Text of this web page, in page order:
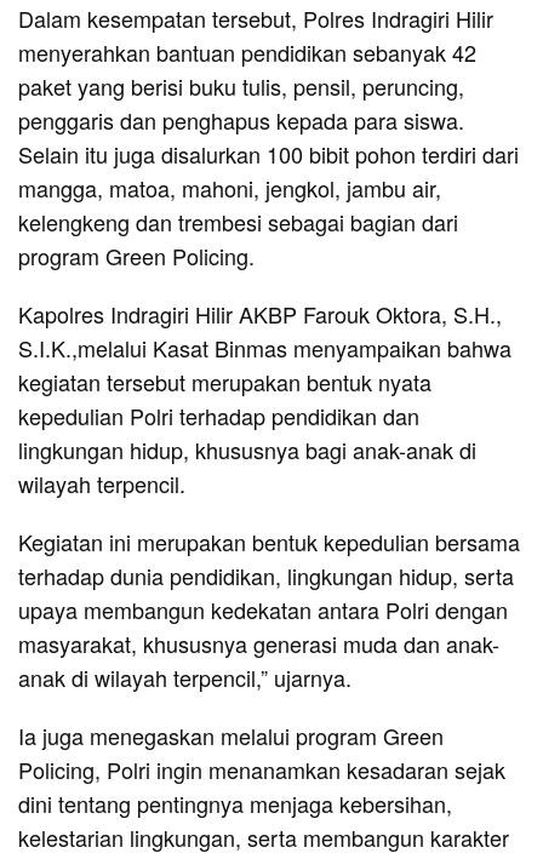
Dalam kesempatan tersebut, Polres Indragiri Hilir
menyerahkan bantuan pendidikan sebanyak 42
paket yang berisi buku tulis, pensil, peruncing,
penggaris dan penghapus kepada para siswa.
Selain itu juga disalurkan 100 bibit pohon terdiri dari
mangga, matoa, mahoni, jengkol, jambu air,
kelengkeng dan trembesi sebagai bagian dari
program Green Policing.
Kapolres Indragiri Hilir AKBP Farouk Oktora, S.H.,
S.I.K.,melalui Kasat Binmas menyampaikan bahwa
kegiatan tersebut merupakan bentuk nyata
kepedulian Polri terhadap pendidikan dan
lingkungan hidup, khususnya bagi anak-anak di
wilayah terpencil.
Kegiatan ini merupakan bentuk kepedulian bersama
terhadap dunia pendidikan, lingkungan hidup, serta
upaya membangun kedekatan antara Polri dengan
masyarakat, khususnya generasi muda dan anak-
anak di wilayah terpencil,” ujarnya.
Ia juga menegaskan melalui program Green
Policing, Polri ingin menanamkan kesadaran sejak
dini tentang pentingnya menjaga kebersihan,
kelestarian lingkungan, serta membangun karakter